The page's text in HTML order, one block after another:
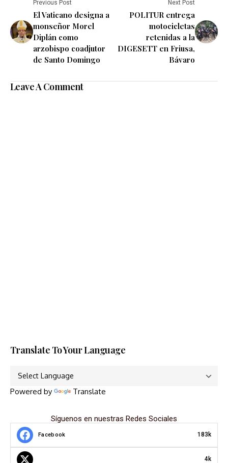
Previous Post
El Vaticano designa a
monseñor Morel
Diplán como
arzobispo coadjutor
de Santo Domingo
Next Post
POLITUR entrega
motocicletas
retenidas a la
DIGESETT en Friusa,
Bávaro
Leave A Comment
Translate To Your Language
Powered by Translate
Síguenos en nuestras Redes Sociales
Facebook 183k
4k